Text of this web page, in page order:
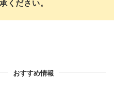
ください。
おすすめ情報